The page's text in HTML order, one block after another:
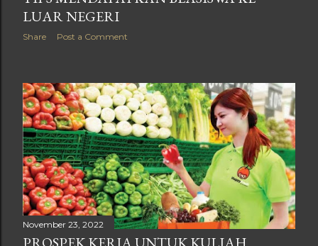
LUAR NEGERI
Share Post a Comment
November 23, 2022
PROSPEK KERJA UNTUK KULIAH